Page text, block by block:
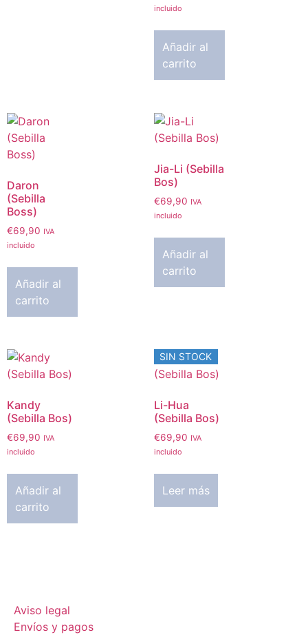
incluido
Añadir al
carrito
Daron
(Sebilla
Boss)
€69,90 IVA
incluido
Añadir al
carrito
Jia-Li (Sebilla
Bos)
€69,90 IVA
incluido
Añadir al
carrito
Kandy
(Sebilla Bos)
€69,90 IVA
incluido
Añadir al
carrito
SIN STOCK
Li-Hua
(Sebilla Bos)
€69,90 IVA
incluido
Leer más
Aviso legal
Envíos y pagos